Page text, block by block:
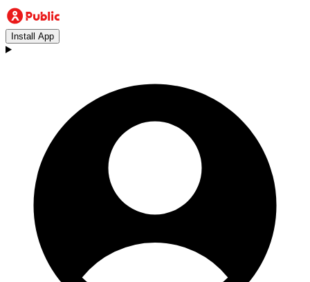
Install App